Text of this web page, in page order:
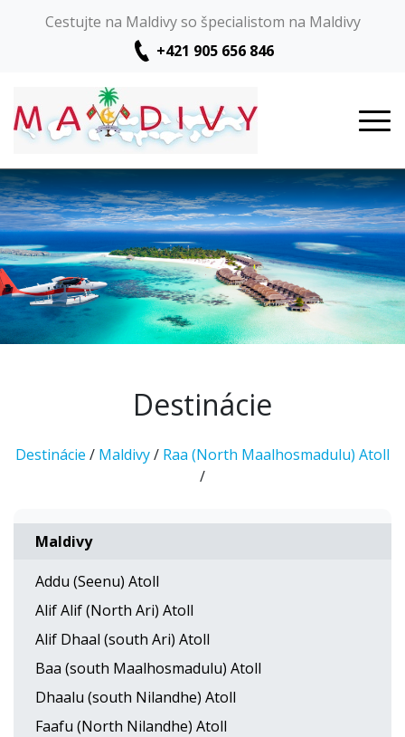
Cestujte na Maldivy so špecialistom na Maldivy
+421 905 656 846
Destinácie
Destinácie / Maldivy/ Raa (North Maalhosmadulu) Atoll
/
Maldivy
Addu (Seenu) Atoll
Alif Alif (North Ari) Atoll
Alif Dhaal (south Ari) Atoll
Baa (south Maalhosmadulu) Atoll
Dhaalu (south Nilandhe) Atoll
Faafu (North Nilandhe) Atoll